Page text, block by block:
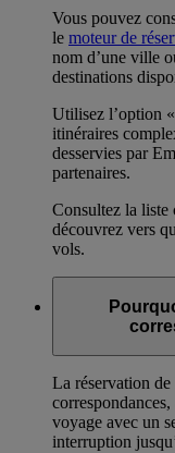
Vous pouvez
le moteur de
nom d’une ville
destinations
Utilisez l’option
itinéraires
desservies par
partenaires.
Consultez la liste
découvrez vers
vols.
La réservation
voyage avec un
interruption